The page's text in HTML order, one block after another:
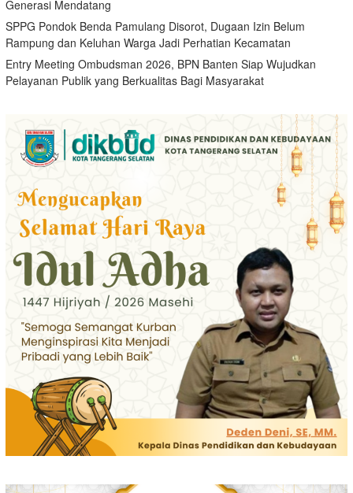
Generasi Mendatang
SPPG Pondok Benda Pamulang Disorot, Dugaan Izin Belum
Rampung dan Keluhan Warga Jadi Perhatian Kecamatan
Entry Meeting Ombudsman 2026, BPN Banten Siap Wujudkan
Pelayanan Publik yang Berkualitas Bagi Masyarakat